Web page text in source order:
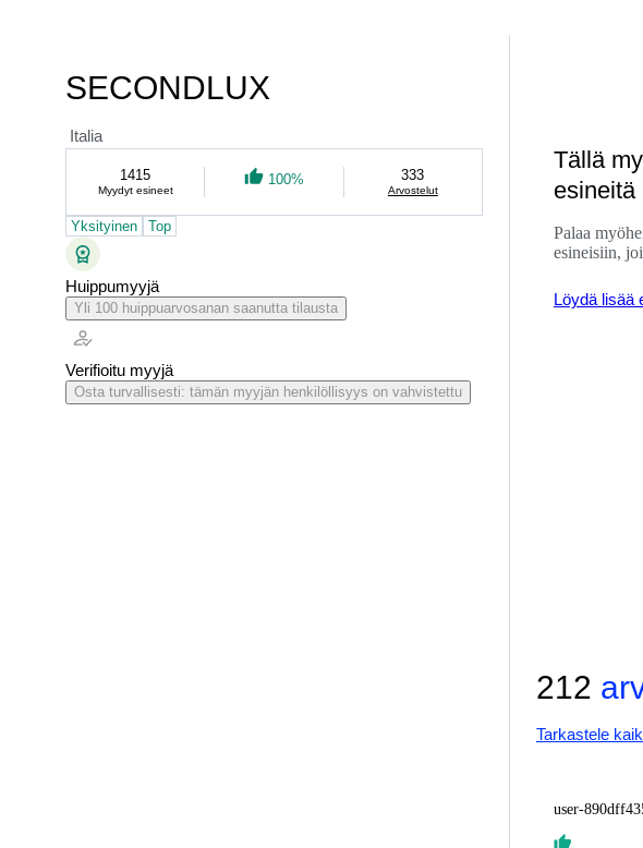
SECONDLUX
Italia
1415
Myydyt esineet
100% 333
Arvostelut
Yksityinen Top
Huippumyyjä
Yli 100 huippuarvosanan saanutta tilausta
Verifioitu myyjä
Osta turvallisesti: tämän myyjän henkilöllisyys on vahvistettu
Tällä
esineitä
Palaa
esineisiin,
Löydä lisää
212
Tarkastele
user-